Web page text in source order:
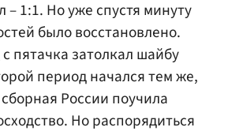
– 1:1. Но уже спустя минуту
было восстановлено.
с пятачка затолкал шайбу
период начался тем же,
России поучила
Но распорядиться